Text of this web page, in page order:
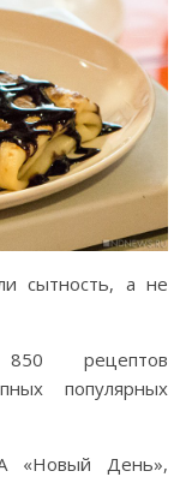
сытность, а не
рецептов
популярных
«Новый День»,